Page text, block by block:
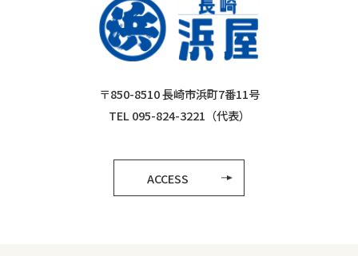
〒850-8510 長崎市浜町7番11号
TEL 095-824-3221（代表）
ACCESS